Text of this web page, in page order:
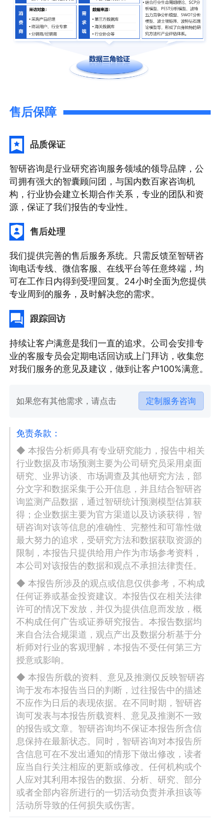
售后保障
品质保证
智研咨询是行业研究咨询服务领域的领导品牌，公
司拥有强大的智囊顾问团，与国内数百家咨询机
构，行业协会建立长期合作关系，专业的团队和资
源，保证了我们报告的专业性。
售后处理
我们提供完善的售后服务系统。只需反馈至智研咨
询电话专线、微信客服、在线平台等任意终端，均
可在工作日内得到受理回复。24小时全面为您提供
专业周到的服务，及时解决您的需求。
跟踪回访
持续让客户满意是我们一直的追求。公司会安排专
业的客服专员会定期电话回访或上门拜访，收集您
对我们服务的意见及建议，做到让客户100%满意。
如果您有其他需求，请点击 定制服务咨询
免责条款：
◆ 本报告分析师具有专业研究能力，报告中相关
行业数据及市场预测主要为公司研究员采用桌面
研究、业界访谈、市场调查及其他研究方法，部
分文字和数据采集于公开信息，并且结合智研咨
询监测产品数据，通过智研统计预测模型估算获
得；企业数据主要为官方渠道以及访谈获得，智
研咨询对该等信息的准确性、完整性和可靠性做
最大努力的追求，受研究方法和数据获取资源的
限制，本报告只提供给用户作为市场参考资料，
本公司对该报告的数据和观点不承担法律责任。
◆ 本报告所涉及的观点或信息仅供参考，不构成
任何证券或基金投资建议。本报告仅在相关法律
许可的情况下发放，并仅为提供信息而发放，概
不构成任何广告或证券研究报告。本报告数据均
来自合法合规渠道，观点产出及数据分析基于分
析师对行业的客观理解，本报告不受任何第三方
授意或影响。
◆ 本报告所载的资料、意见及推测仅反映智研咨
询于发布本报告当日的判断，过往报告中的描述
不应作为日后的表现依据。在不同时期，智研咨
询可发表与本报告所载资料、意见及推测不一致
的报告或文章。智研咨询均不保证本报告所含信
息保持在最新状态。同时，智研咨询对本报告所
含信息可在不发出通知的情形下做出修改，读者
应当自行关注相应的更新或修改。任何机构或个
人应对其利用本报告的数据、分析、研究、部分
或者全部内容所进行的一切活动负责并承担该等
活动所导致的任何损失或伤害。